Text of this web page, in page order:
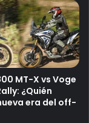
MT-X vs Voge
¿Quién
era del off-